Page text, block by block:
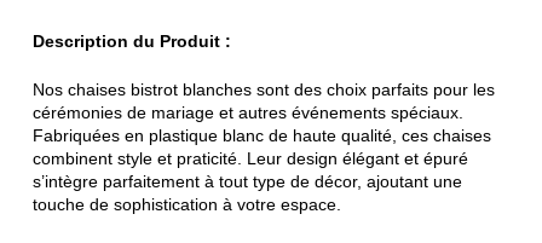
Description du Produit :
Nos chaises bistrot blanches sont des choix parfaits pour les
cérémonies de mariage et autres événements spéciaux.
Fabriquées en plastique blanc de haute qualité, ces chaises
combinent style et praticité. Leur design élégant et épuré
s’intègre parfaitement à tout type de décor, ajoutant une
touche de sophistication à votre espace.